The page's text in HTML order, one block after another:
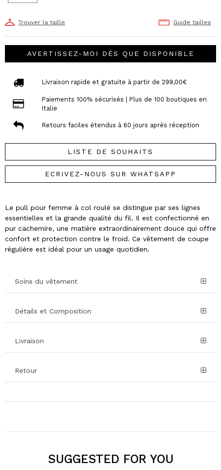
Trouver la taille Guide tailles
AVERTISSEZ-MOI DÈS QUE DISPONIBLE
Livraison rapide et gratuite à partir de 299,00€
Paiements 100% sécurisés | Plus de 100 boutiques en
Italie
Retours faciles étendus à 60 jours après réception
LISTE DE SOUHAITS
ECRIVEZ-NOUS SUR WHATSAPP
Le pull pour femme à col roulé se distingue par ses lignes
essentielles et la grande qualité du fil. Il est confectionné en
pur cachemire, une matière extraordinairement douce qui offre
confort et protection contre le froid. Ce vêtement de coupe
régulière est idéal pour un usage quotidien.
Soins du vêtement
Détails et Composition
Livraison
Retour
SUGGESTED FOR YOU